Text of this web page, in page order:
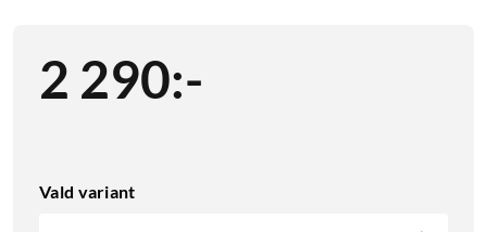
2 290:-
Vald variant